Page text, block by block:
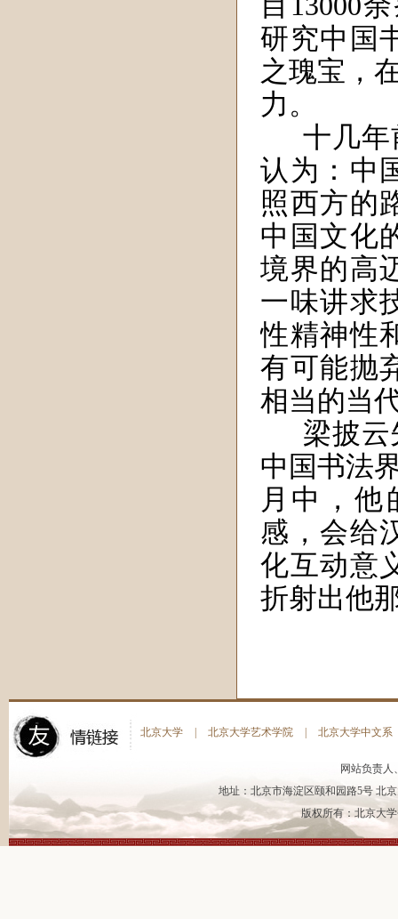
研究中国
之瑰宝，
力。
十 几
认为：中
照西方的
中国文化
境界的高
一味讲求
性精神性
有可能抛
相当的当
梁披
中国书法
月中，他
感，会给
化互动意
折射出他
北京大学 北京大学艺术学院 北京大学中文系
网站负责
地址：北京市海淀区颐和园路5号 北
版权所有：北京大